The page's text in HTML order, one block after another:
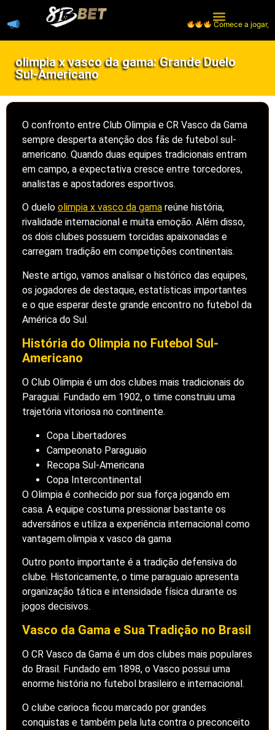
Comece a jogar,
olimpia x vasco da gama: Grande Duelo
Sul-Americano
O confronto entre Club Olimpia e CR Vasco da Gama
sempre desperta atenção dos fãs de futebol sul-
americano. Quando duas equipes tradicionais entram
em campo, a expectativa cresce entre torcedores,
analistas e apostadores esportivos.
O duelo olimpia x vasco da gama reúne história,
rivalidade internacional e muita emoção. Além disso,
os dois clubes possuem torcidas apaixonadas e
carregam tradição em competições continentais.
Neste artigo, vamos analisar o histórico das equipes,
os jogadores de destaque, estatísticas importantes
e o que esperar deste grande encontro no futebol da
América do Sul.
História do Olimpia no Futebol Sul-
Americano
O Club Olimpia é um dos clubes mais tradicionais do
Paraguai. Fundado em 1902, o time construiu uma
trajetória vitoriosa no continente.
Copa Libertadores
Campeonato Paraguaio
Recopa Sul-Americana
Copa Intercontinental
O Olimpia é conhecido por sua força jogando em
casa. A equipe costuma pressionar bastante os
adversários e utiliza a experiência internacional como
vantagem.olimpia x vasco da gama
Outro ponto importante é a tradição defensiva do
clube. Historicamente, o time paraguaio apresenta
organização tática e intensidade física durante os
jogos decisivos.
Vasco da Gama e Sua Tradição no Brasil
O CR Vasco da Gama é um dos clubes mais populares
do Brasil. Fundado em 1898, o Vasco possui uma
enorme história no futebol brasileiro e internacional.
O clube carioca ficou marcado por grandes
conquistas e também pela luta contra o preconceito